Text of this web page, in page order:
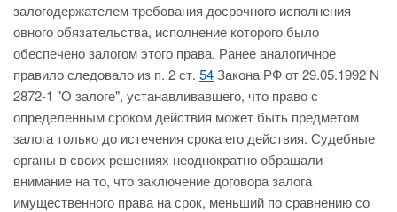
залогодержателем требования досрочного исполнения
овного обязательства, исполнение которого было
обеспечено залогом этого права. Ранее аналогичное
правило следовало из п. 2 ст. 54Закона РФ от 29.05.1992 N
2872-1 "О залоге", устанавливавшего, что право с
определенным сроком действия может быть предметом
залога только до истечения срока его действия. Судебные
органы в своих решениях неоднократно обращали
внимание на то, что заключение договора залога
имущественного права на срок, меньший по сравнению со